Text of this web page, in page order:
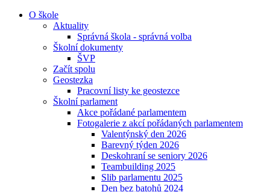
O škole
Aktuality
Správná škola - správná volba
Školní dokumenty
ŠVP
Začít spolu
Geostezka
Pracovní listy ke geostezce
Školní parlament
Akce pořádané parlamentem
Fotogalerie z akcí pořádaných parlamentem
Valentýnský den 2026
Barevný týden 2026
Deskohraní se seniory 2026
Teambuilding 2025
Slib parlamentu 2025
Den bez batohů 2024